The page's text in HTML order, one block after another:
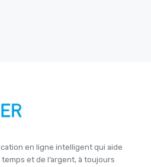
en ligne intelligent qui aide
et de l’argent, à toujours